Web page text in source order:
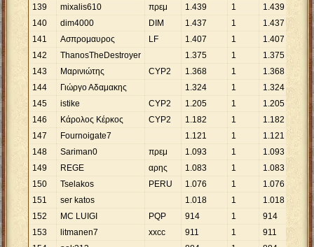
139
mixalis610 πρεμ 1.439 1 1.439
140
dim4000 DIM 1.437 1 1.437
141
Ασπρομαυρος LF 1.407 1 1.407
142
ThanosTheDestroyer 1.375 1 1.375
143
Μαρινιώτης CYP2 1.368 1 1.368
144
Γιώργο Αδαμακης 1.324 1 1.324
145
istike CYP2 1.205 1 1.205
146
Κάρολος Κέρκος CYP2 1.182 1 1.182
147
Fournoigate7 1.121 1 1.121
148
Sariman0 πρεμ 1.093 1 1.093
149
REGE αρης 1.083 1 1.083
150
Tselakos PERU 1.076 1 1.076
151
ser katos 1.018 1 1.018
152
MC LUIGI PQP 914 1
914
153
litmanen7 xxcc 911 1
911